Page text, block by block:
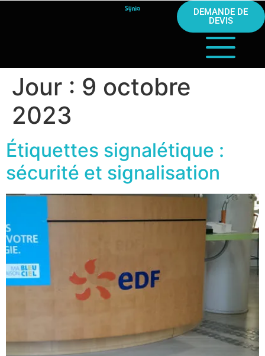
DEMANDE DE
DEVIS
Jour : 9 octobre
2023
Étiquettes signalétique :
sécurité et signalisation